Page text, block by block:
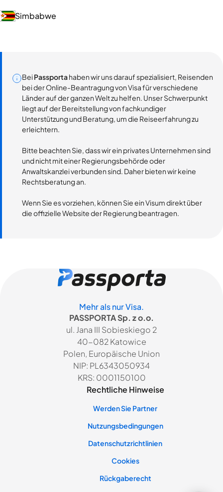
Simbabwe
BeiPassportahaben wir uns darauf spezialisiert, Reisenden
bei der Online-Beantragung von Visa für verschiedene
Länder auf der ganzen Welt zu helfen. Unser Schwerpunkt
liegt auf der Bereitstellung von fachkundiger
Unterstützung und Beratung, um die Reiseerfahrung zu
erleichtern.
Bitte beachten Sie, dass wir ein privates Unternehmen sind
und nicht mit einer Regierungsbehörde oder
Anwaltskanzlei verbunden sind. Daher bieten wir keine
Rechtsberatung an.
Wenn Sie es vorziehen, können Sie ein Visum direkt über
die offizielle Website der Regierung beantragen.
Mehr als nur Visa.
PASSPORTA Sp. z o.o.
ul. Jana III Sobieskiego 2
40-082 Katowice
Polen, Europäische Union
NIP: PL6343050934
KRS: 0001150100
Rechtliche Hinweise
Werden Sie Partner
Nutzungsbedingungen
Datenschutzrichtlinien
Cookies
Rückgaberecht